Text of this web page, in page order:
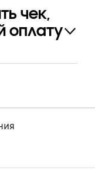
чек,
оплату